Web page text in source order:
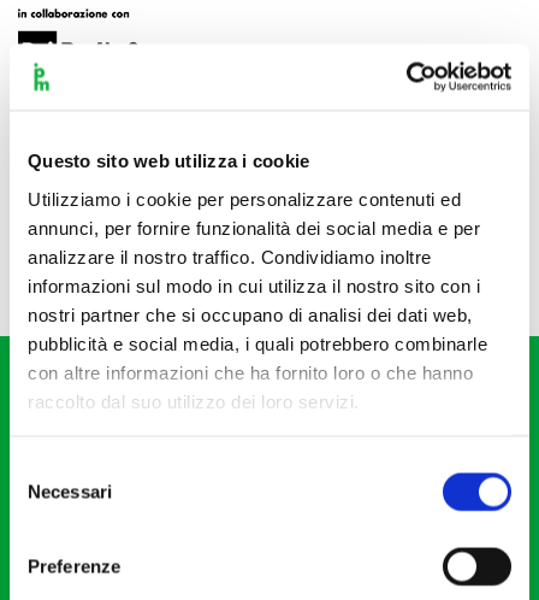
Questo sito web utilizza i cookie
Utilizziamo i cookie per personalizzare contenuti ed
annunci, per fornire funzionalità dei social media e per
analizzare il nostro traffico. Condividiamo inoltre
informazioni sul modo in cui utilizza il nostro sito con i
nostri partner che si occupano di analisi dei dati web,
pubblicità e social media, i quali potrebbero combinarle
con altre informazioni che ha fornito loro o che hanno
raccolto dal suo utilizzo dei loro servizi.
delNecessari
Preferenze
20121 Milano